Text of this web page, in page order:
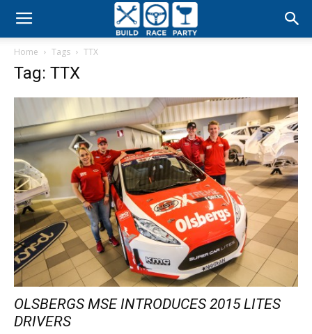
Build
Home Tags TTX
Tag: TTX
OLSBERGS MSE INTRODUCES 2015 LITES
DRIVERS